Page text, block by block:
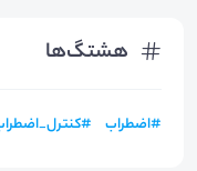
هشتگ‌ها
#اضطراب #